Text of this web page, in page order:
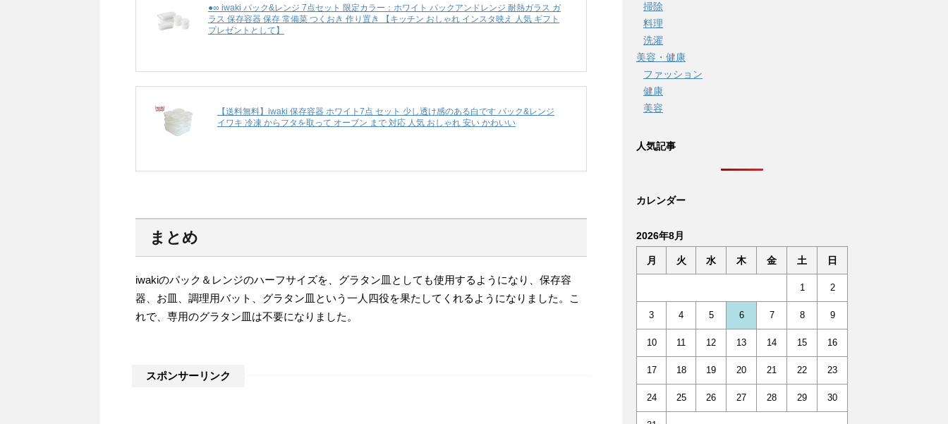
●∞ iwaki パック&レンジ 7点セット 限定カラー：ホワイト パックアンドレンジ 耐熱ガラス ガ
ラス 保存容器 保存 常備菜 つくおき 作り置き 【キッチン おしゃれ インスタ映え 人気 ギフト
プレゼントとして】
【送料無料】iwaki 保存容器 ホワイト7点 セット 少し透け感のある白です パック&レンジ
イワキ 冷凍 からフタを取って オーブン まで 対応 人気 おしゃれ 安い かわいい
まとめ
iwakiのパック＆レンジのハーフサイズを、グラタン皿としても使用するようになり、保存容
器、お皿、調理用バット、グラタン皿という一人四役を果たしてくれるようになりました。こ
れで、専用のグラタン皿は不要になりました。
スポンサーリンク
掃除
料理
洗濯
美容・健康
ファッション
健康
美容
人気記事
カレンダー
2026年8月
月 火 水 木 金 土 日
1 2
3 4 5 6 7 8 9
10 11 12 13 14 15 16
17 18 19 20 21 22 23
24 25 26 27 28 29 30